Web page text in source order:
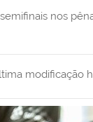
modificação
nos